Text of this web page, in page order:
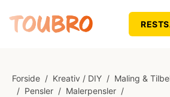
Forside / Kreativ / DIY / Maling &
/ Pensler / Malerpensler /